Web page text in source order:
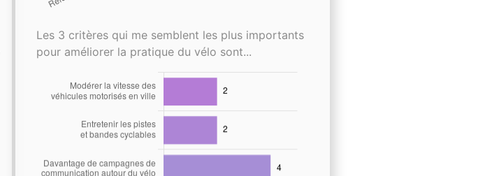
Les 3 critères qui me semblent les plus importants
pour améliorer la pratique du vélo sont...